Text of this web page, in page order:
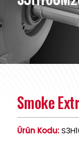
Smoke
Ürün Kodu: